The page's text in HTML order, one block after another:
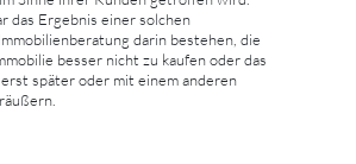
das Ergebnis einer solchen
darin bestehen, die
besser nicht zu kaufen oder das
später oder mit einem anderen